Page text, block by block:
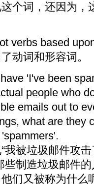
个词，还因为
verbs based
动词和形容词。
'I've been
people who
emails out to
what are they
我被垃圾邮件攻
些制造垃圾邮件
们又被称为什么